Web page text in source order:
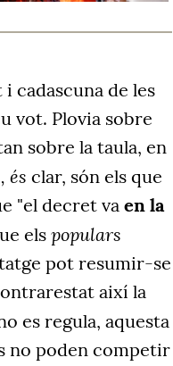
cadascuna de les
vot. Plovia sobre
sobre la taula, en
és clar, són els que
"el decret va en la
elspopulars
pot resumir-se
així la
es regula, aquesta
no poden competir